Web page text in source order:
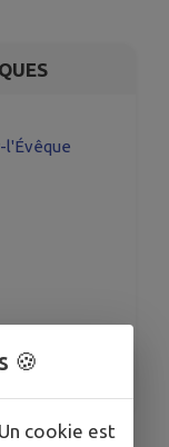
l'Évêque
🍪
cookie est